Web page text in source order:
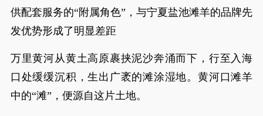
供配套服务的“附属角色”，与宁夏盐池滩羊的品牌先
发优势形成了明显差距
万里黄河从黄土高原裹挟泥沙奔涌而下，行至入海
口处缓缓沉积，生出广袤的滩涂湿地。黄河口滩羊
中的“滩”，便源自这片土地。